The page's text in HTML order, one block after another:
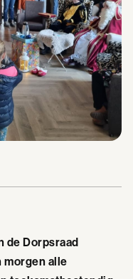
de Dorpsraad
morgen alle